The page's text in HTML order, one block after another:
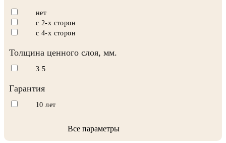
нет
с 2-х сторон
с 4-х сторон
Толщина ценного слоя, мм.
3.5
Гарантия
10 лет
Все параметры